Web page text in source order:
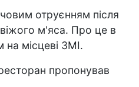
отруєнням після
м'яса. Про це в
на місцеві ЗМІ.
пропонував